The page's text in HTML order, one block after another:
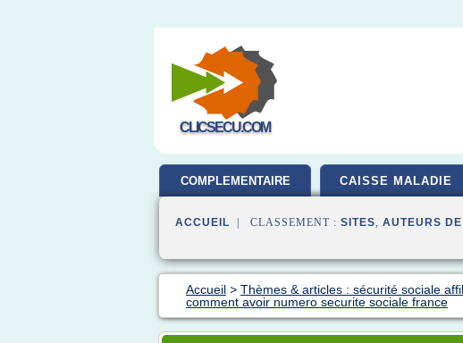
CLICSECU.COM
COMPLEMENTAIRE CAISSE MALADIE
ACCUEIL | CLASSEMENT : SITES, AUTEURS
Accueil > Thèmes & articles : sécurité sociale
comment avoir numero securite sociale france